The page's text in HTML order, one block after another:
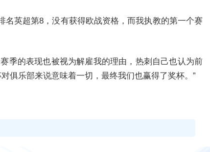
英超第8，没有获得欧战资格，而我执教的第一个赛
季的表现也被视为解雇我的理由，热刺自己也认为前
俱乐部来说意味着一切，最终我们也赢得了奖杯。”